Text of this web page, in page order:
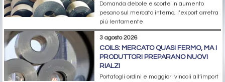
Domanda debole e scorte in aumento
pesano sul mercato interno; l’export arretra
più lentamente
3 agosto 2026
COILS: MERCATO QUASI FERMO, MA I
PRODUTTORI PREPARANO NUOVI
RIALZI
Portafogli ordini e maggiori vincoli all’import